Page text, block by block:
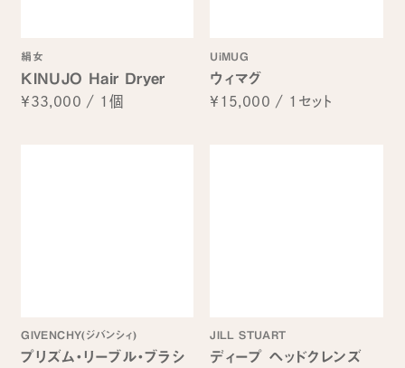
絹女
KINUJO Hair Dryer
¥33,000 / 1個
UiMUG
ウィマグ
¥15,000 / 1セット
GIVENCHY(ジバンシィ)
プリズム・リーブル・ブラシ
JILL STUART
ディープ ヘッドクレンズ